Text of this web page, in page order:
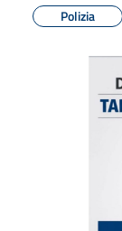
Polizia